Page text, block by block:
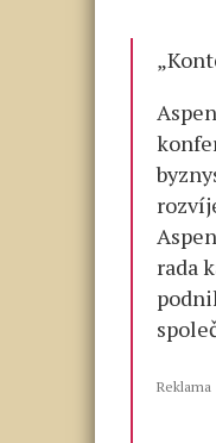
rada
Reklama